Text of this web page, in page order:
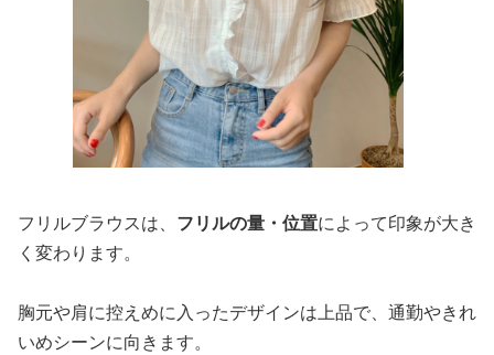
フリルブラウスは、 フリルの量・位置によって印象が大き
く変わります。
胸元や肩に控えめに入ったデザインは上品で、通勤やきれ
いめシーンに向きます。